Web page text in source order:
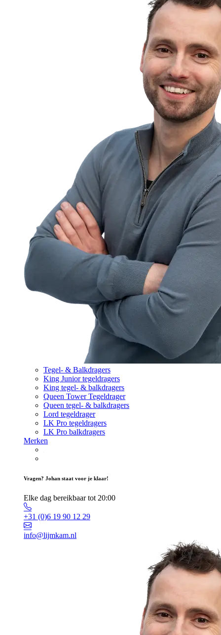
Tegel- & Balkdragers
King Junior tegeldragers
King tegel- & balkdragers
Queen Tower Tegeldrager
Queen tegel- & balkdragers
Lord tegeldrager
LK Pro tegeldragers
LK Pro balkdragers
Merken
Vragen? Johan staat voor je klaar!
Elke dag bereikbaar tot 20:00
+31 (0)6 19 90 12 29
info@lijmkam.nl